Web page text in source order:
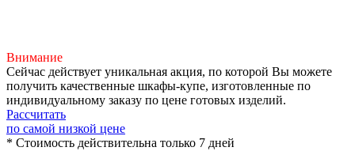
Внимание
Сейчас действует уникальная акция, по которой Вы можете
получить качественные шкафы-купе, изготовленные по
индивидуальному заказу по цене готовых изделий.
Рассчитать
по самой низкой цене
* Стоимость действительна только 7 дней